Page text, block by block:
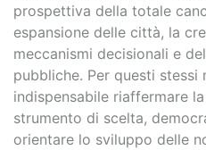
prospettiva della totale
espansione delle città, la
meccanismi decisionali e
pubbliche. Per questi stessi
indispensabile riaffermare
strumento di scelta,
orientare lo sviluppo delle